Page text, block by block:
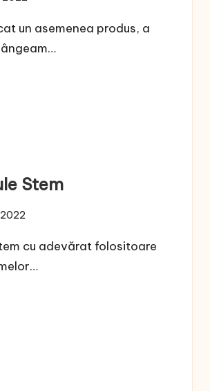
un asemenea produs, a
Stem
cu adevărat folositoare